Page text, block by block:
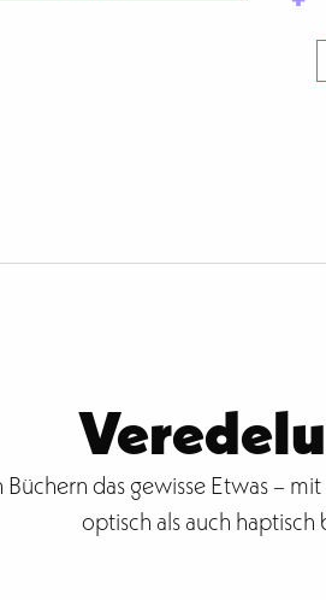
Büchern das gewisse Etwas –
optisch als auch haptisch